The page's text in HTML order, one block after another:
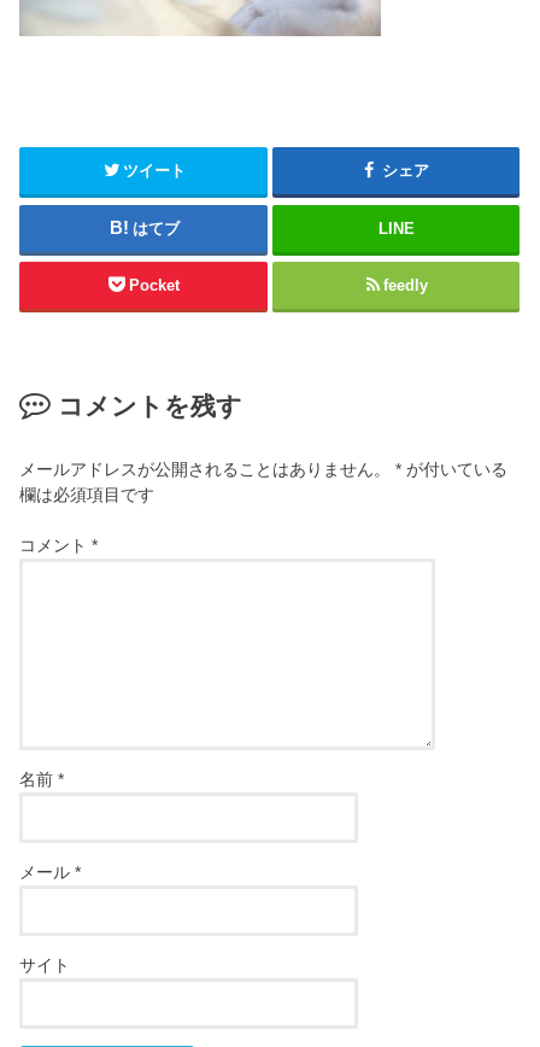
ツイート シェア
はてブ LINE
Pocket feedly
コメントを残す
メールアドレスが公開されることはありません。 * が付いている
欄は必須項目です
コメント*
名前*
メール*
サイト